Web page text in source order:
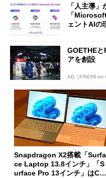
「人主導
「
ェントAIの
GOETHEと
アを創設
AD（FINCHI on
Snapdragon X2搭載「Surfa
ce Laptop 13.8インチ」「S
urface Pro 13インチ」はCop